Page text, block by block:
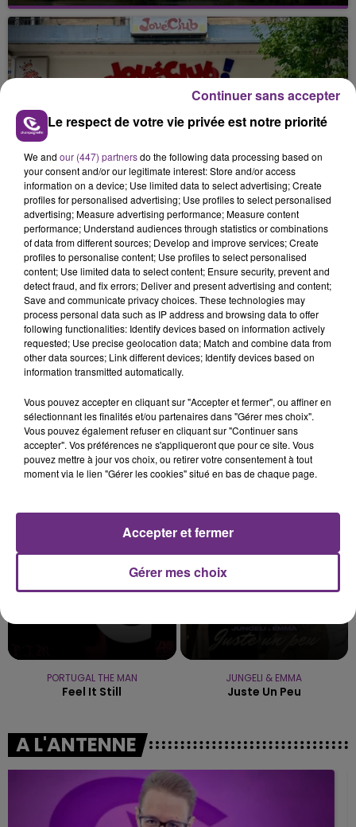
nucléaire ardennaise est à l'arrêt. Une situation
justifiée par la sécheresse intense qui est toujours
présente.
LE MAGASIN JOUÉCLUB DE REIMS FERME
SES PORTES
C'était l'une des institutions du centre-ville
rémois. Le magasin JouéClub est contraint de
fermer ses portes.
TITRES DIFFUSÉS
21h55
21h55
ADELE CASTILLON
Ete Avec Toi
21h53
21h53
CAMERON WHITCOMB
Medusa
21h50
21h50
PORTUGAL THE MAN
Feel It Still
21h47
21h47
JUNGELI & EMMA
Juste Un Peu
A L'ANTENNE
Le respect de votre vie privée est notre priorité
We and our (447) partnersdo the following data processing based on
your consent and/or our legitimate interest: Store and/or access
information on a device; Use limited data to select advertising; Create
profiles for personalised advertising; Use profiles to select personalised
advertising; Measure advertising performance; Measure content
performance; Understand audiences through statistics or combinations
of data from different sources; Develop and improve services; Create
profiles to personalise content; Use profiles to select personalised
content; Use limited data to select content; Ensure security, prevent and
detect fraud, and fix errors; Deliver and present advertising and content;
Save and communicate privacy choices. These technologies may
process personal data such as IP address and browsing data to offer
following functionalities: Identify devices based on information actively
requested; Use precise geolocation data; Match and combine data from
other data sources; Link different devices; Identify devices based on
information transmitted automatically.
Vous pouvez accepter en cliquant sur "Accepter et fermer", ou affiner en
sélectionnant les finalités et/ou partenaires dans "Gérer mes choix".
Vous pouvez également refuser en cliquant sur "Continuer sans
accepter". Vos préférences ne s'appliqueront que pour ce site. Vous
pouvez mettre à jour vos choix, ou retirer votre consentement à tout
moment via le lien "Gérer les cookies" situé en bas de chaque page.
Gérer mes choix
Accepter et fermer
Continuer sans accepter